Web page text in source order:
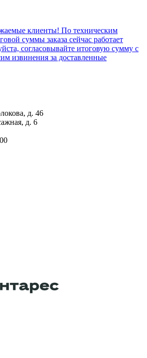
клиенты! По техническим
суммы заказа сейчас работает
согласовывайте итоговую сумму с
извинения за доставленные
д. 46
д. 6